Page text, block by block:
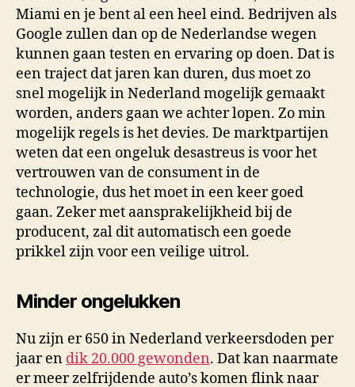
Miami en je bent al een heel eind. Bedrijven als
Google zullen dan op de Nederlandse wegen
kunnen gaan testen en ervaring op doen. Dat is
een traject dat jaren kan duren, dus moet zo
snel mogelijk in Nederland mogelijk gemaakt
worden, anders gaan we achter lopen. Zo min
mogelijk regels is het devies. De marktpartijen
weten dat een ongeluk desastreus is voor het
vertrouwen van de consument in de
technologie, dus het moet in een keer goed
gaan. Zeker met aansprakelijkheid bij de
producent, zal dit automatisch een goede
prikkel zijn voor een veilige uitrol.
Minder ongelukken
Nu zijn er 650 in Nederland verkeersdoden per
jaar en dik 20.000 gewonden. Dat kan naarmate
er meer zelfrijdende auto’s komen flink naar